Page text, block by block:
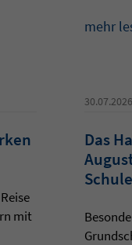
mehr
mit
Das
Schule